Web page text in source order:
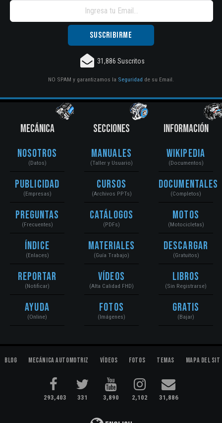
31,886 Suscritos
NO SPAM y garantizamos la Seguridad de su Email.
MECÁNICA
Nosotros
(Datos)
Publicidad
(Empresas)
Preguntas
(Frecuentes)
Índice
(Enlaces)
Reportar
(Notificar)
Ayuda
(Online)
SECCIONES
Manuales
(Taller y Usuario)
Cursos
(Archivos PPTs)
Catálogos
(PDFs)
Materiales
(Guía Trabajo)
Vídeos
(Alta Calidad FHD)
Fotos
(Imágenes)
INFORMACIÓN
Wikipedia
(Documentos)
Documentales
(Completos)
Motos
(Motocicletas)
Descargar
(Gratuitos)
Libros
(Sin Registrarse)
Gratis
(Bajar)
Blog Mecánica Automotriz Vídeos Fotos Temas Mapa del
293,403 331 3,890 2,102 31,886